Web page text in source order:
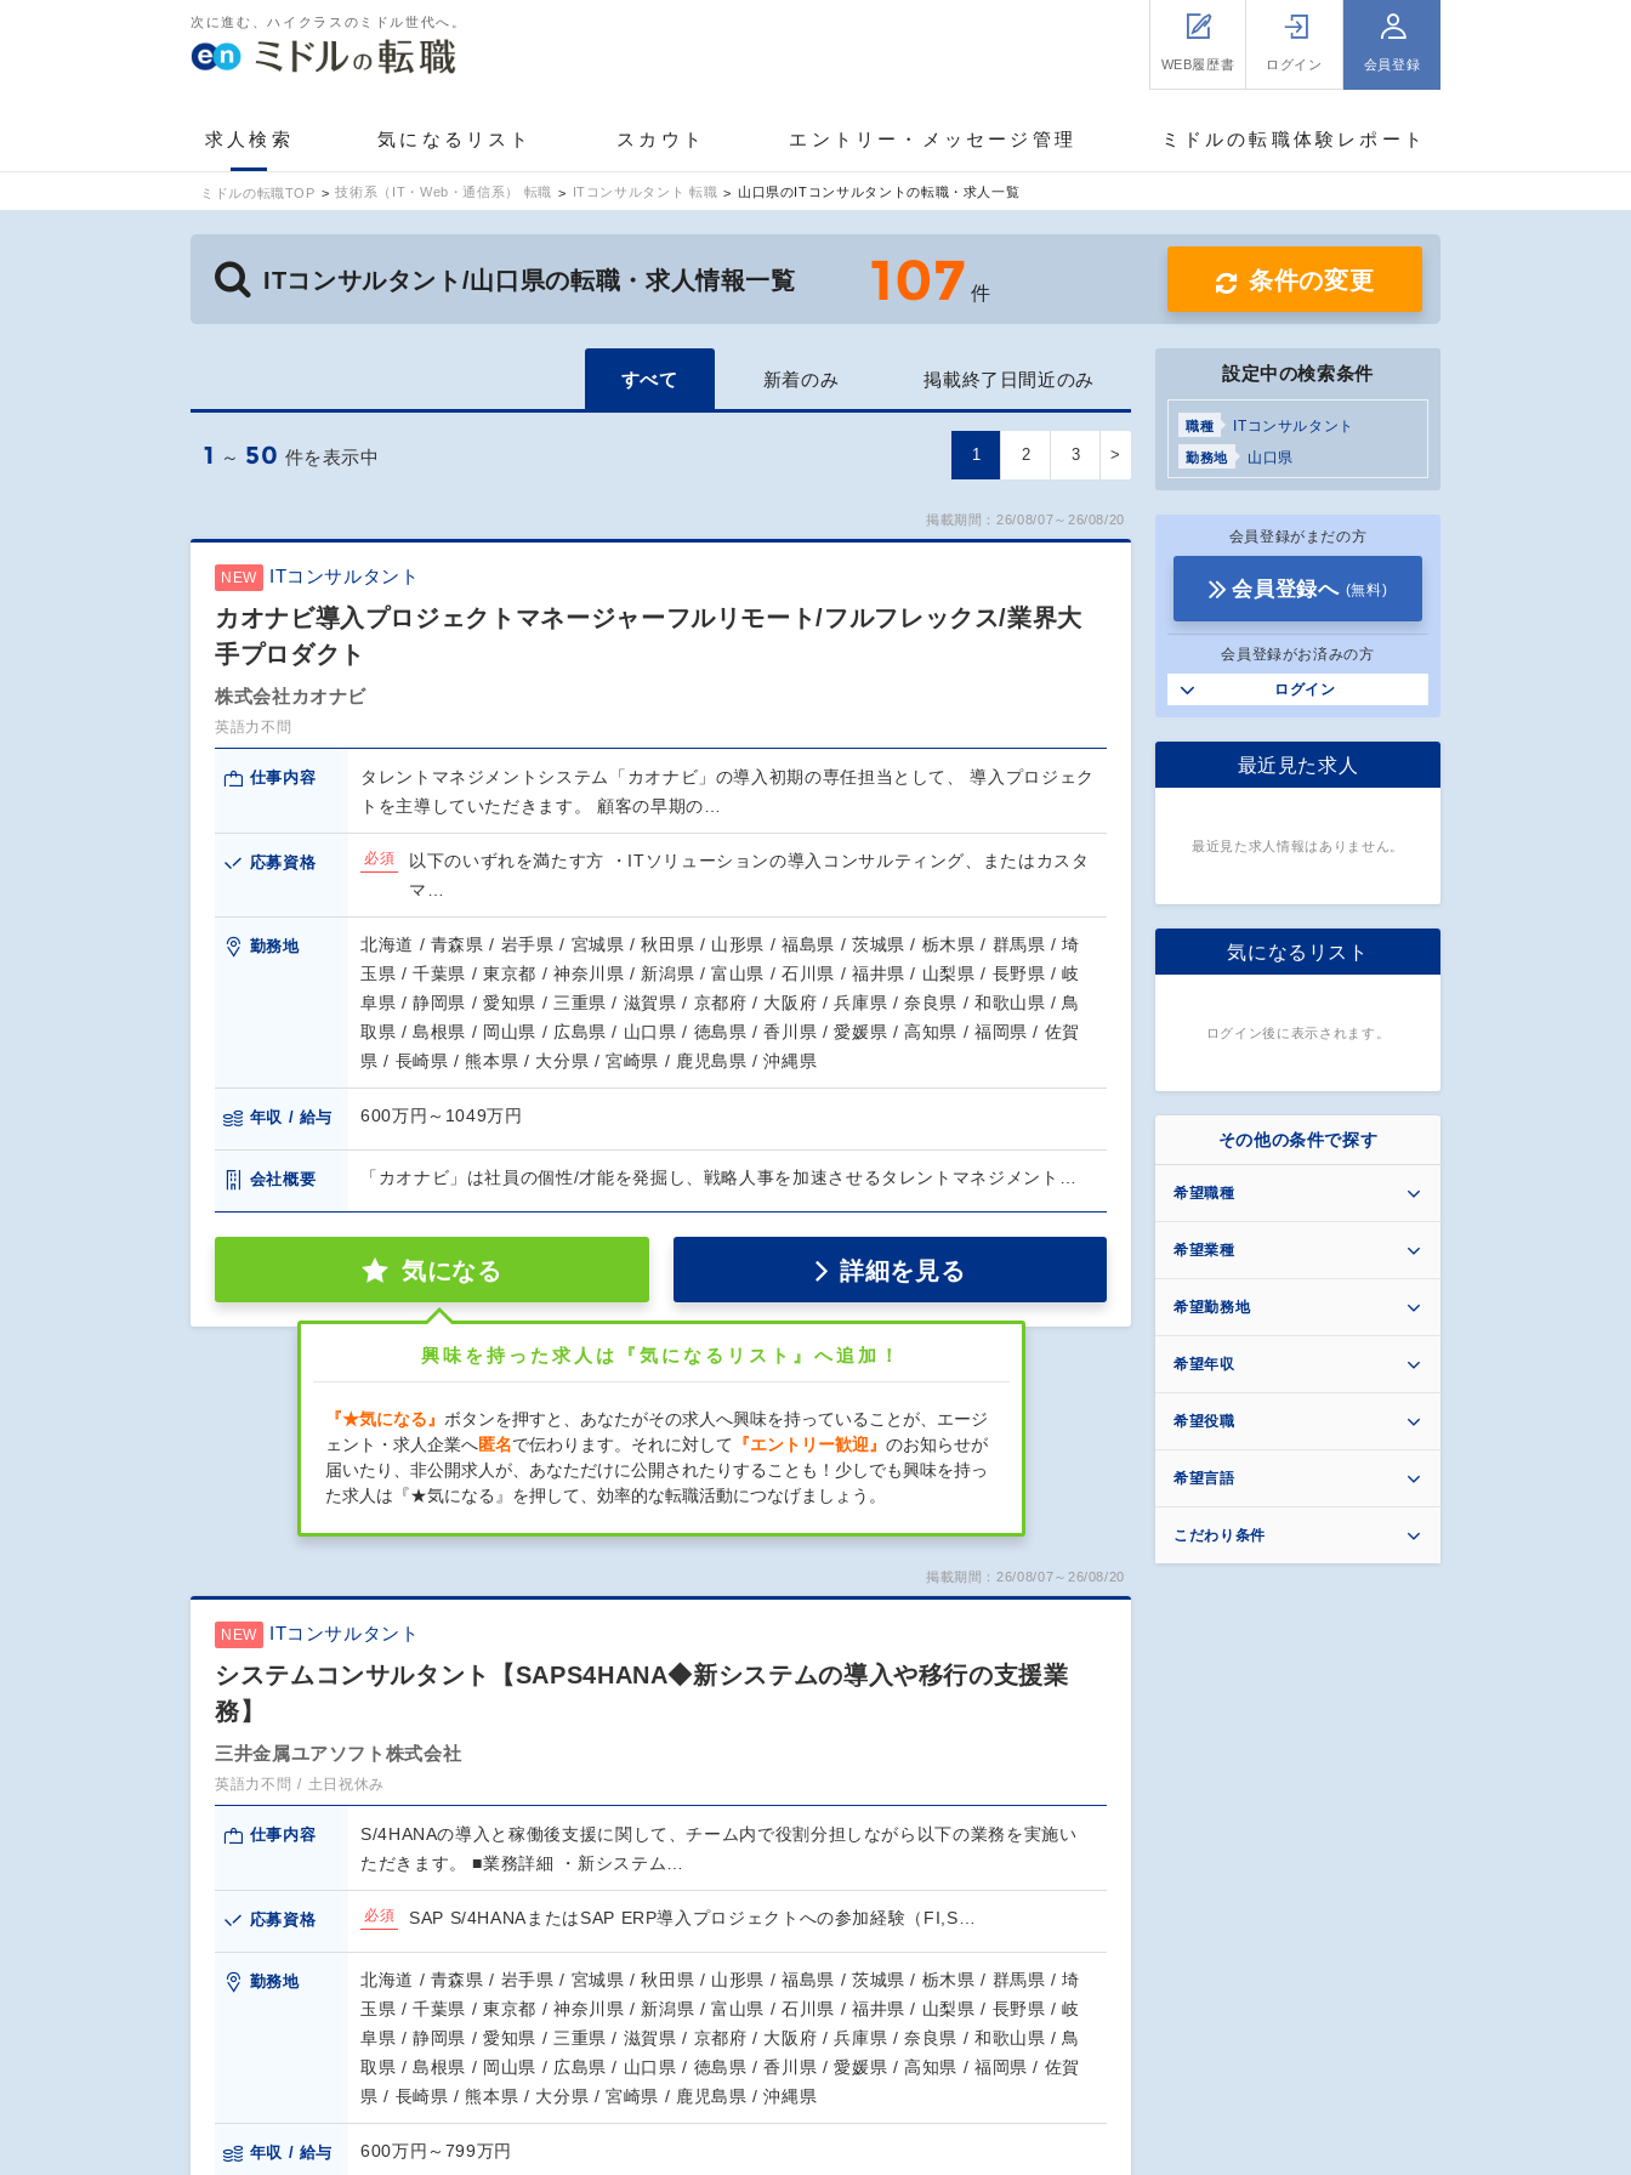
次に進む、ハイクラスのミドル世代へ。
WEB履歴書 ログイン 会員登録
求人検索 気になるリスト スカウト エントリー・メッセージ管理 ミドルの転職体験レポート
ミドルの転職TOP 技術系（IT・Web・通信系） 転職 ITコンサルタント 転職 山口県のITコンサルタントの転職・求人一覧
ITコンサルタント/山口県の転職・求人情報一覧 107 件 条件の変更
すべて 新着のみ 掲載終了日間近のみ
1 ～ 50 件を表示中 1 2 3 >
掲載期間：26/08/07～26/08/20
NEW ITコンサルタント
カオナビ導入プロジェクトマネージャーフルリモート/フルフレックス/業界大
手プロダクト
株式会社カオナビ
英語力不問
仕事内容
タレントマネジメントシステム「カオナビ」の導入初期の専任担当として、 導入プロジェク
トを主導していただきます。 顧客の早期の…
応募資格 必須
以下のいずれを満たす方 ・ITソリューションの導入コンサルティング、またはカスタ
マ…
勤務地
北海道 / 青森県 / 岩手県 / 宮城県 / 秋田県 / 山形県 / 福島県 / 茨城県 / 栃木県 / 群馬県 / 埼
玉県 / 千葉県 / 東京都 / 神奈川県 / 新潟県 / 富山県 / 石川県 / 福井県 / 山梨県 / 長野県 / 岐
阜県 / 静岡県 / 愛知県 / 三重県 / 滋賀県 / 京都府 / 大阪府 / 兵庫県 / 奈良県 / 和歌山県 / 鳥
取県 / 島根県 / 岡山県 / 広島県 / 山口県 / 徳島県 / 香川県 / 愛媛県 / 高知県 / 福岡県 / 佐賀
県 / 長崎県 / 熊本県 / 大分県 / 宮崎県 / 鹿児島県 / 沖縄県
年収 / 給与 600万円～1049万円
会社概要 「カオナビ」は社員の個性/才能を発掘し、戦略人事を加速させるタレントマネジメント…
気になる 詳細を見る
興味を持った求人は『気になるリスト』へ追加！
『★気になる』 ボタンを押すと、あなたがその求人へ興味を持っていることが、エージ
ェント・求人企業へ匿名で伝わります。それに対して 『エントリー歓迎』 のお知らせが
届いたり、非公開求人が、あなただけに公開されたりすることも！少しでも興味を持っ
た求人は『★気になる』を押して、効率的な転職活動につなげましょう。
掲載期間：26/08/07～26/08/20
NEW ITコンサルタント
システムコンサルタント【SAPS4HANA◆新システムの導入や移行の支援業
務】
三井金属ユアソフト株式会社
英語力不問 土日祝休み
仕事内容
S/4HANAの導入と稼働後支援に関して、チーム内で役割分担しながら以下の業務を実施い
ただきます。 ■業務詳細 ・新システム…
応募資格 必須 SAP S/4HANAまたはSAP ERP導入プロジェクトへの参加経験（FI,S…
勤務地
北海道 / 青森県 / 岩手県 / 宮城県 / 秋田県 / 山形県 / 福島県 / 茨城県 / 栃木県 / 群馬県 / 埼
玉県 / 千葉県 / 東京都 / 神奈川県 / 新潟県 / 富山県 / 石川県 / 福井県 / 山梨県 / 長野県 / 岐
阜県 / 静岡県 / 愛知県 / 三重県 / 滋賀県 / 京都府 / 大阪府 / 兵庫県 / 奈良県 / 和歌山県 / 鳥
取県 / 島根県 / 岡山県 / 広島県 / 山口県 / 徳島県 / 香川県 / 愛媛県 / 高知県 / 福岡県 / 佐賀
県 / 長崎県 / 熊本県 / 大分県 / 宮崎県 / 鹿児島県 / 沖縄県
年収 / 給与 600万円～799万円
設定中の検索条件
職種 ITコンサルタント
勤務地 山口県
会員登録がまだの方
会員登録へ (無料)
会員登録がお済みの方
ログイン
最近見た求人
最近見た求人情報はありません。
気になるリスト
ログイン後に表示されます。
その他の条件で探す
希望職種
希望業種
希望勤務地
希望年収
希望役職
希望言語
こだわり条件